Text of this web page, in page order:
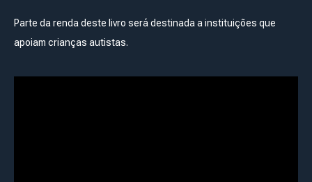
Parte da renda deste livro será destinada a instituições que
apoiam crianças autistas.